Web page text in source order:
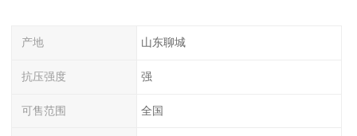
产地 山东聊城
抗压强度 强
可售范围 全国